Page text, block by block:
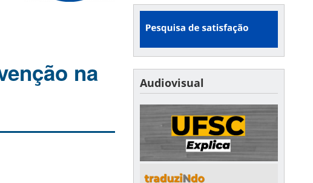
na
Audiovisual